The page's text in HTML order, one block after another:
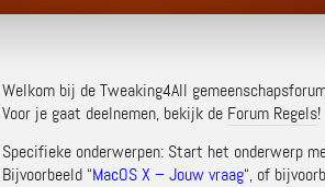
Welkom bij de Tweaking4All
Voor je gaat deelnemen, bekijk de Forum Regels!
Specifieke onderwerpen: Start het onderwerp
Bijvoorbeeld “MacOS X – Jouw vraag“, of